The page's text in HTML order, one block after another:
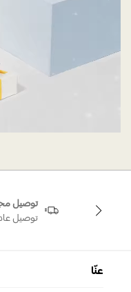
توصيل
توصيل
عنّا